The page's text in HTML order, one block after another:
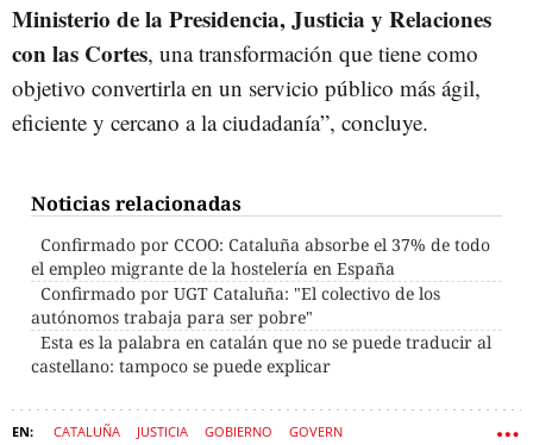
Ministerio de la Presidencia, Justicia y Relaciones
con las Cortes, una transformación que tiene como
objetivo convertirla en un servicio público más ágil,
eficiente y cercano a la ciudadanía”, concluye.
Noticias relacionadas
Confirmado por CCOO: Cataluña absorbe el 37% de todo
el empleo migrante de la hostelería en España
Confirmado por UGT Cataluña: "El colectivo de los
autónomos trabaja para ser pobre"
Esta es la palabra en catalán que no se puede traducir al
castellano: tampoco se puede explicar
CATALUÑA JUSTICIA GOBIERNO GOVERN